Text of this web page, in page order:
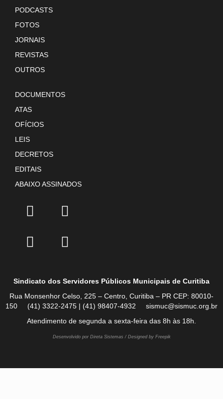
PODCASTS
FOTOS
JORNAIS
REVISTAS
OUTROS
DOCUMENTOS
ATAS
OFÍCIOS
LEIS
DECRETOS
EDITAIS
ABAIXO ASSINADOS
Sindicato dos Servidores Públicos Municipais de Curitiba
Rua Monsenhor Celso, 225 – Centro, Curitiba – PR CEP: 80010-
150 (41) 3322-2475 | (41) 98407-4932 sismuc@sismuc.org.br
Atendimento de segunda a sexta-feira das 8h às 18h.
Desenvolvido por Direta Sistemas / Designed by Freepik